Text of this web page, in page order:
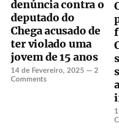
denúncia contra o
deputado do
Chega acusado de
ter violado uma
jovem de 15 anos
14 de Fevereiro, 2025 — 2
Comments